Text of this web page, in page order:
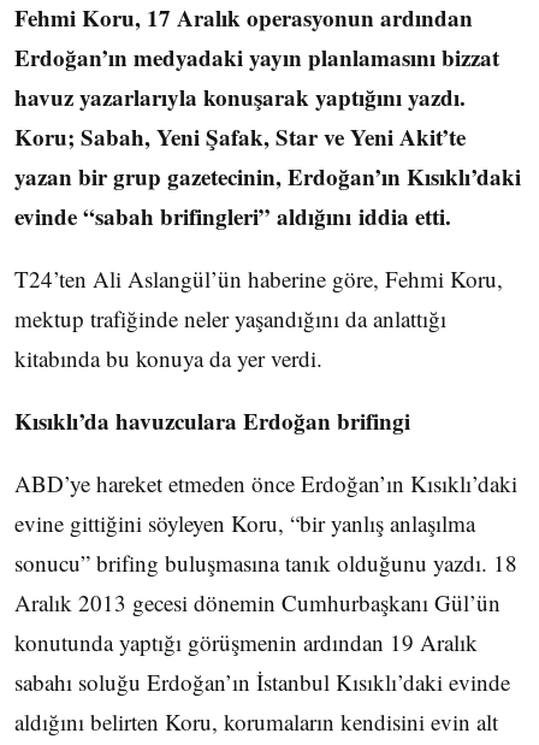
Fehmi Koru, 17 Aralık operasyonun ardından
Erdoğan’ın medyadaki yayın planlamasını bizzat
havuz yazarlarıyla konuşarak yaptığını yazdı.
Koru; Sabah, Yeni Şafak, Star ve Yeni Akit’te
yazan bir grup gazetecinin, Erdoğan’ın Kısıklı’daki
evinde “sabah brifingleri” aldığını iddia etti.
T24’ten Ali Aslangül’ün haberine göre, Fehmi Koru,
mektup trafiğinde neler yaşandığını da anlattığı
kitabında bu konuya da yer verdi.
Kısıklı’da havuzculara Erdoğan brifingi
ABD’ye hareket etmeden önce Erdoğan’ın Kısıklı’daki
evine gittiğini söyleyen Koru, “bir yanlış anlaşılma
sonucu” brifing buluşmasına tanık olduğunu yazdı. 18
Aralık 2013 gecesi dönemin Cumhurbaşkanı Gül’ün
konutunda yaptığı görüşmenin ardından 19 Aralık
sabahı soluğu Erdoğan’ın İstanbul Kısıklı’daki evinde
aldığını belirten Koru, korumaların kendisini evin alt